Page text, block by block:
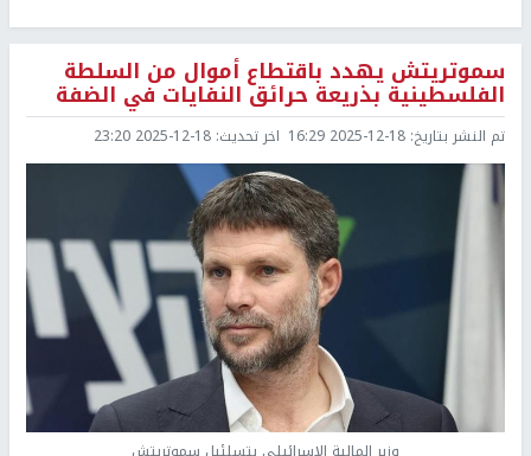
سموتريتش يهدد باقتطاع أموال من السلطة
الفلسطينية بذريعة حرائق النفايات في الضفة
تم النشر بتاريخ: 2025-12-18 16:29 اخر تحديث: 2025-12-18 23:20